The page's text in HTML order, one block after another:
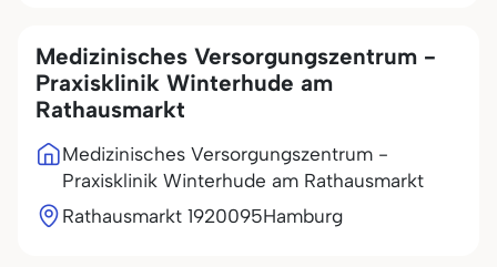
Medizinisches Versorgungszentrum -
Praxisklinik Winterhude am
Rathausmarkt
Medizinisches Versorgungszentrum -
Praxisklinik Winterhude am Rathausmarkt
Rathausmarkt 1920095Hamburg